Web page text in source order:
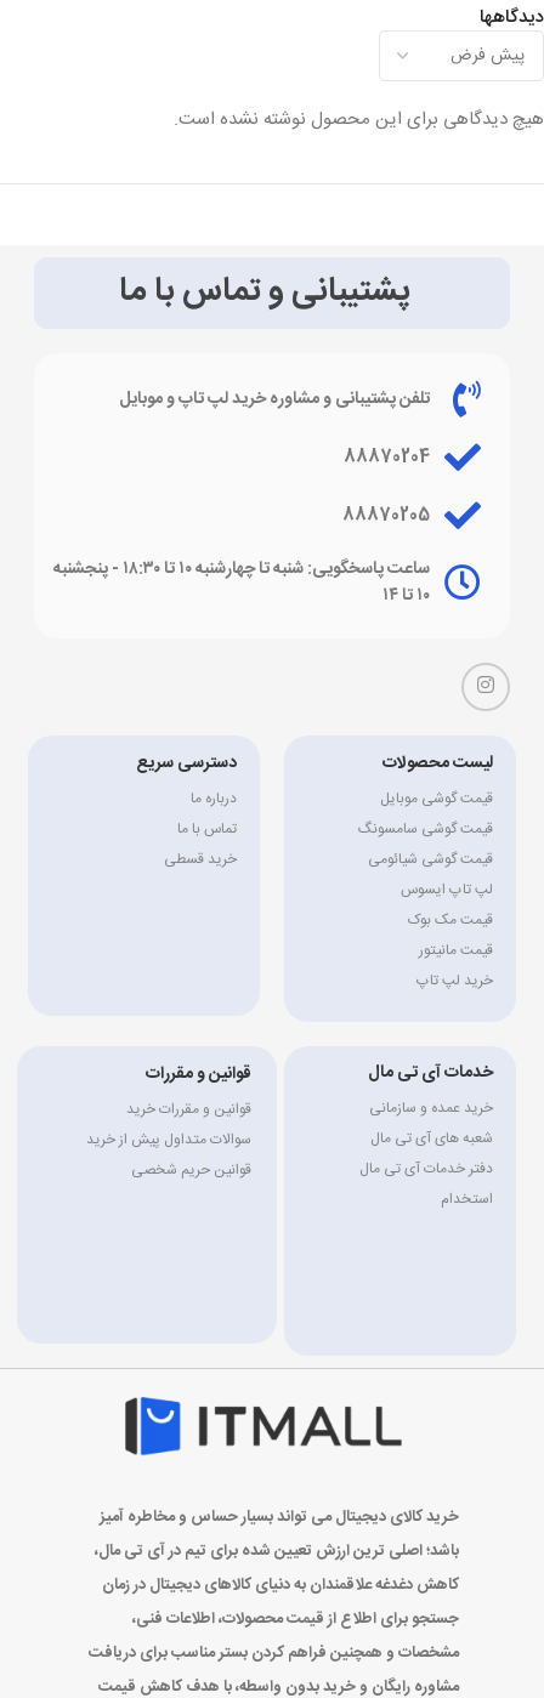
دیدگاهها
هیچ دیدگاهی برای این محصول نوشته نشده است.
پشتیبانی و تماس با ما
تلفن پشتیبانی و مشاوره خرید لپ تاپ و موبایل
88870204
88870205
ساعت پاسخگویی: شنبه تا چهارشنبه ۱۰ تا ۱۸:۳۰ - پنجشنبه
۱۰ تا ۱۴
لیست محصولات
قیمت گوشی موبایل
قیمت گوشی سامسونگ
قیمت گوشی شیائومی
لپ تاپ ایسوس
قیمت مک بوک
قیمت مانیتور
خرید لپ تاپ
دسترسی سریع
درباره ما
تماس با ما
خرید قسطی
خدمات آی تی مال
خرید عمده و سازمانی
شعبه های آی تی مال
دفتر خدمات آی تی مال
استخدام
قوانین و مقررات
قوانین و مقررات خرید
سوالات متداول پیش از خرید
قوانین حریم شخصی
خرید کالای دیجیتال می تواند بسیار حساس و مخاطره آمیز
باشد؛ اصلی ترین ارزش تعیین شده برای تیم در آی تی مال،
کاهش دغدغه علاقمندان به دنیای کالاهای دیجیتال در زمان
جستجو برای اطلاع از قیمت محصولات، اطلاعات فنی،
مشخصات و همچنین فراهم کردن بستر مناسب برای دریافت
مشاوره رایگان و خرید بدون واسطه، با هدف کاهش قیمت